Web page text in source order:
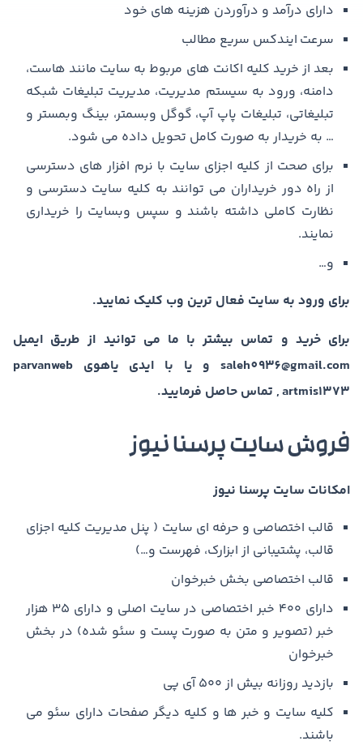
دارای درآمد و درآوردن هزینه های خود
سرعت ایندکس سریع مطالب
بعد از خرید کلیه اکانت های مربوط به سایت مانند هاست،
دامنه، ورود به سیستم مدیریت، مدیریت تبلیغات شبکه
تبلیغاتی، تبلیغات پاپ آپ، گوگل وبسمتر، بینگ وبمستر و
… به خریدار به صورت کامل تحویل داده می شود.
برای صحت از کلیه اجزای سایت با نرم افزار های دسترسی
از راه دور خریداران می توانند به کلیه سایت دسترسی و
نظارت کاملی داشته باشند و سپس وبسایت را خریداری
نمایند.
و…
برای ورود به سایت فعال ترین وب کلیک نمایید.
برای خرید و تماس بیشتر با ما می توانید از طریق ایمیل
saleh0936@gmail.com و یا با ایدی یاهوی parvanweb
, artmis1373 تماس حاصل فرمایید.
فروش سایت پرسنا نیوز
امکانات سایت پرسنا نیوز
قالب اختصاصی و حرفه ای سایت ( پنل مدیریت کلیه اجزای
قالب، پشتیبانی از ابزارک، فهرست و…)
قالب اختصاصی بخش خبرخوان
دارای ۴۰۰ خبر اختصاصی در سایت اصلی و دارای ۳۵ هزار
خبر (تصویر و متن به صورت پست و سئو شده) در بخش
خبرخوان
بازدید روزانه بیش از ۵۰۰ آی پی
کلیه سایت و خبر ها و کلیه دیگر صفحات دارای سئو می
باشند.